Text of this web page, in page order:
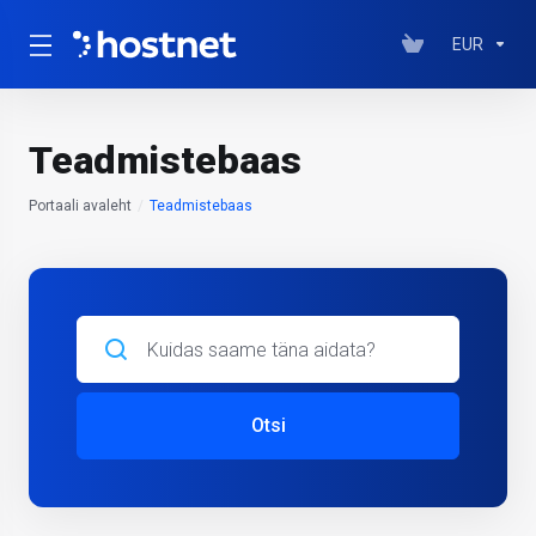
EUR
Teadmistebaas
Portaali avaleht Teadmistebaas
Otsi